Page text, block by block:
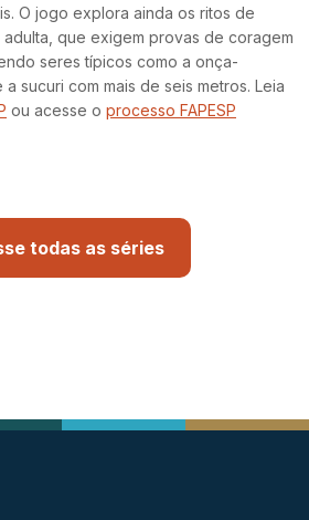
O jogo explora ainda os ritos de
que exigem provas de coragem
seres típicos como a onça-
sucuri com mais de seis metros. Leia
ou acesse o processo FAPESP
todas as séries